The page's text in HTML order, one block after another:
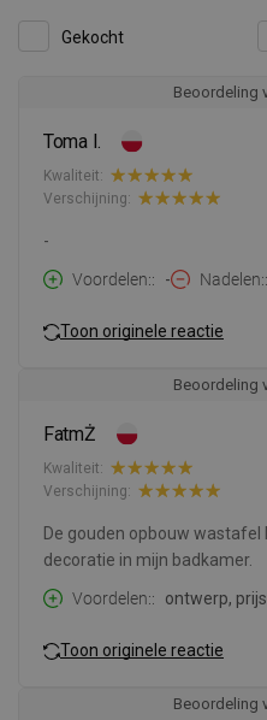
Gekocht
Beoordeling
Toma I.
Kwaliteit:
Verschijning:
-
Voordelen:
- Nadelen:
Toon originele reactie
Beoordeling
FatmŻ
Kwaliteit:
Verschijning:
De gouden opbouw wastafel
decoratie in mijn badkamer.
Voordelen:
ontwerp, prijs
Toon originele reactie
Beoordeling